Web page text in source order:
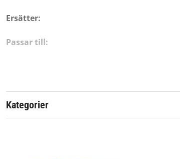
Ersätter:
Passar till:
Artikelnummer:
Kategorier